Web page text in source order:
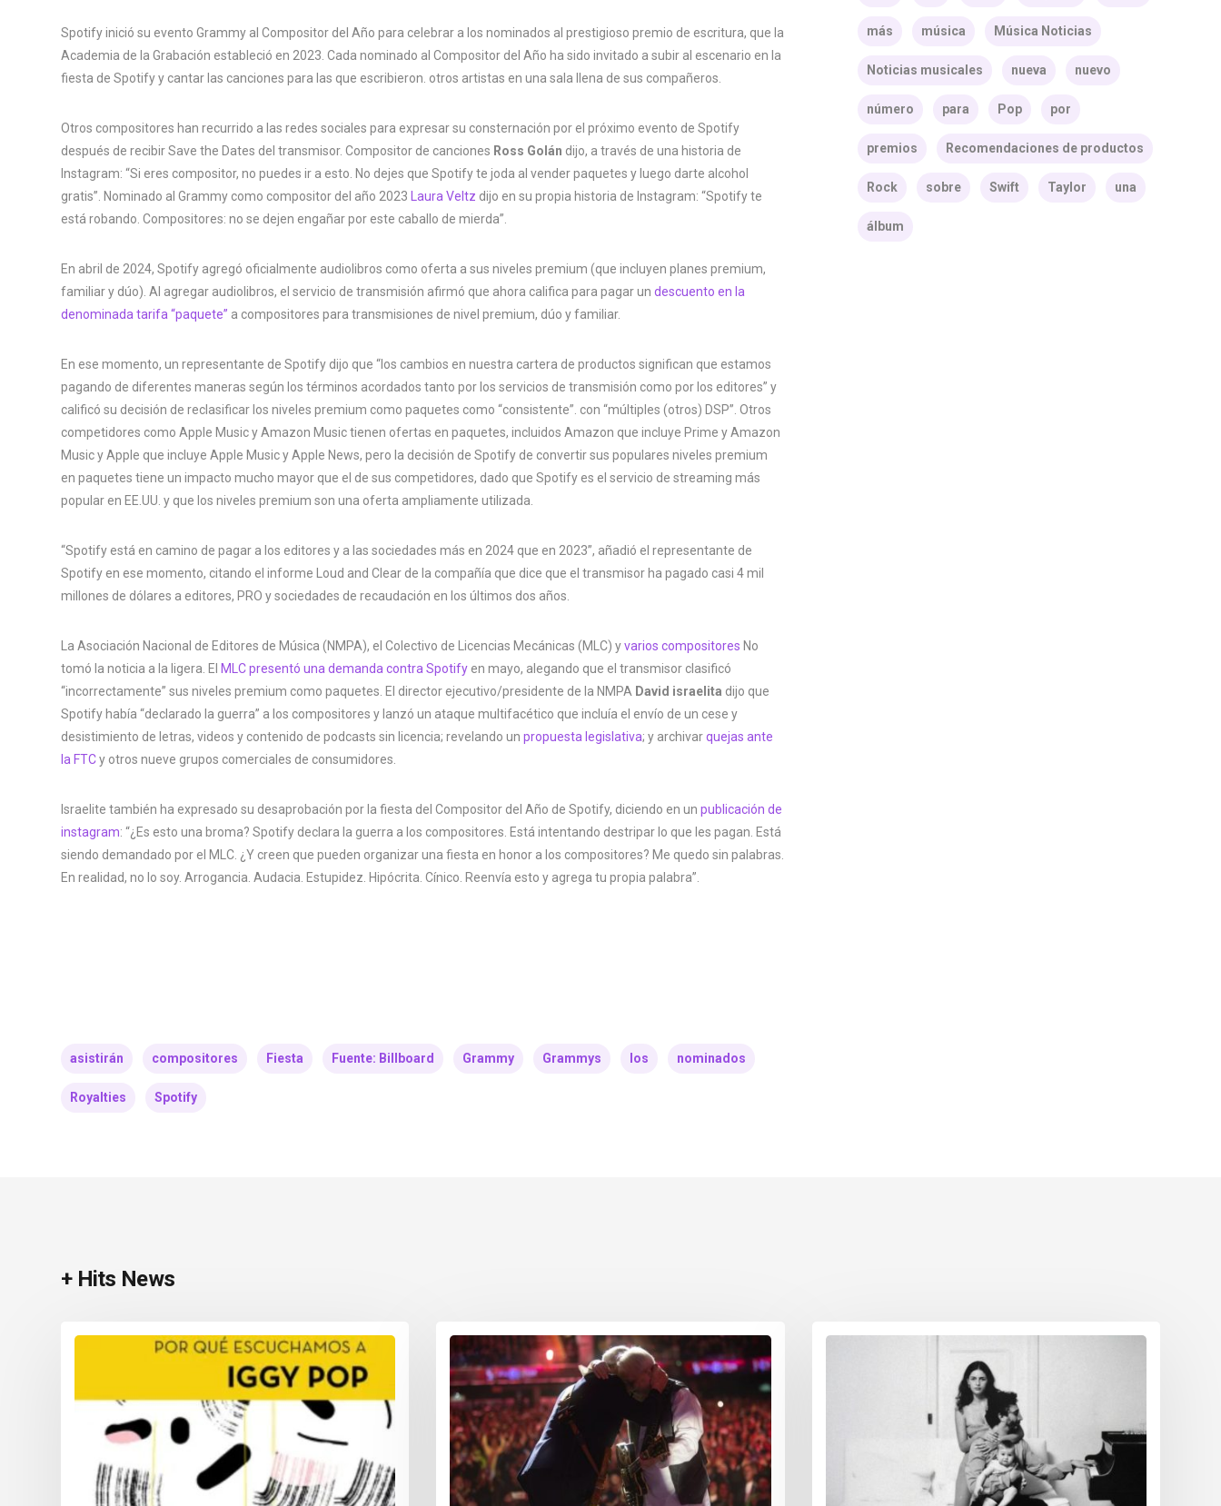
Spotify inició su evento Grammy al Compositor del Año para celebrar a los nominados al prestigioso premio de escritura, que la
Academia de la Grabación estableció en 2023. Cada nominado al Compositor del Año ha sido invitado a subir al escenario en la
fiesta de Spotify y cantar las canciones para las que escribieron. otros artistas en una sala llena de sus compañeros.
Otros compositores han recurrido a las redes sociales para expresar su consternación por el próximo evento de Spotify
después de recibir Save the Dates del transmisor. Compositor de canciones Ross Golán dijo, a través de una historia de
Instagram: “Si eres compositor, no puedes ir a esto. No dejes que Spotify te joda al vender paquetes y luego darte alcohol
gratis”. Nominado al Grammy como compositor del año 2023
Laura Veltz dijo en su propia historia de Instagram: “Spotify te
está robando. Compositores: no se dejen engañar por este caballo de mierda”.
En abril de 2024, Spotify agregó oficialmente audiolibros como oferta a sus niveles premium (que incluyen planes premium,
familiar y dúo). Al agregar audiolibros, el servicio de transmisión afirmó que ahora califica para pagar un descuento en la
denominada tarifa “paquete” a compositores para transmisiones de nivel premium, dúo y familiar.
En ese momento, un representante de Spotify dijo que “los cambios en nuestra cartera de productos significan que estamos
pagando de diferentes maneras según los términos acordados tanto por los servicios de transmisión como por los editores” y
calificó su decisión de reclasificar los niveles premium como paquetes como “consistente”. con “múltiples (otros) DSP”. Otros
competidores como Apple Music y Amazon Music tienen ofertas en paquetes, incluidos Amazon que incluye Prime y Amazon
Music y Apple que incluye Apple Music y Apple News, pero la decisión de Spotify de convertir sus populares niveles premium
en paquetes tiene un impacto mucho mayor que el de sus competidores, dado que Spotify es el servicio de streaming más
popular en EE.UU. y que los niveles premium son una oferta ampliamente utilizada.
“Spotify está en camino de pagar a los editores y a las sociedades más en 2024 que en 2023”, añadió el representante de
Spotify en ese momento, citando el informe Loud and Clear de la compañía que dice que el transmisor ha pagado casi 4 mil
millones de dólares a editores, PRO y sociedades de recaudación en los últimos dos años.
La Asociación Nacional de Editores de Música (NMPA), el Colectivo de Licencias Mecánicas (MLC) yvarios compositores No
tomó la noticia a la ligera. El MLC presentó una demanda contra Spotify en mayo, alegando que el transmisor clasificó
“incorrectamente” sus niveles premium como paquetes. El director ejecutivo/presidente de la NMPA David israelita dijo que
Spotify había “declarado la guerra” a los compositores y lanzó un ataque multifacético que incluía el envío de un cese y
desistimiento de letras, videos y contenido de podcasts sin licencia; revelando un propuesta legislativa; y archivarquejas ante
la FTCy otros nueve grupos comerciales de consumidores.
Israelite también ha expresado su desaprobación por la fiesta del Compositor del Año de Spotify, diciendo en un publicación de
instagram: “¿Es esto una broma? Spotify declara la guerra a los compositores. Está intentando destripar lo que les pagan. Está
siendo demandado por el MLC. ¿Y creen que pueden organizar una fiesta en honor a los compositores? Me quedo sin palabras.
En realidad, no lo soy. Arrogancia. Audacia. Estupidez. Hipócrita. Cínico. Reenvía esto y agrega tu propia palabra”.
asistirán compositores Fiesta Fuente: Billboard Grammy Grammys los nominados
Royalties Spotify
más música Música Noticias
Noticias musicales nueva nuevo
número para Pop por
premios Recomendaciones de productos
Rock sobre Swift Taylor una
álbum
+ Hits News